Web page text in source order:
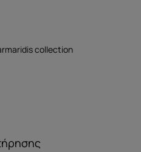
collection